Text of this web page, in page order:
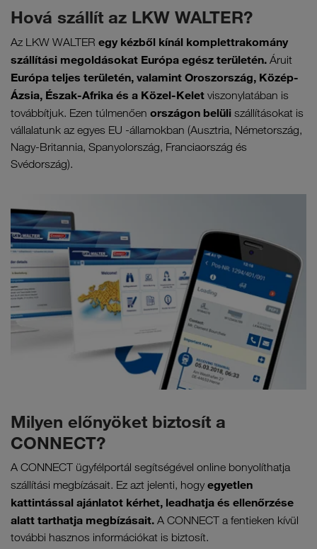
Hová szállít az LKW WALTER?
Az LKW WALTER egy kézből kínál komplettrakomány
szállítási megoldásokat Európa egész területén. Áruit
Európa teljes területén, valamint Oroszország, Közép-
Ázsia, Észak-Afrika és a Közel-Kelet viszonylatában is
továbbítjuk. Ezen túlmenően országon belüli szállításokat is
vállalatunk az egyes EU -államokban (Ausztria, Németország,
Nagy-Britannia, Spanyolország, Franciaország és
Svédország).
Milyen előnyöket biztosít a
CONNECT?
A CONNECT ügyfélportál segítségével online bonyolíthatja
szállítási megbízásait. Ez azt jelenti, hogy egyetlen
kattintással ajánlatot kérhet, leadhatja és ellenőrzése
alatt tarthatja megbízásait. A CONNECT a fentieken kívül
további hasznos információkat is biztosít.